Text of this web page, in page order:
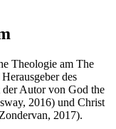
Theologie am The
des
Autor von God the
2016) und Christ
2017).